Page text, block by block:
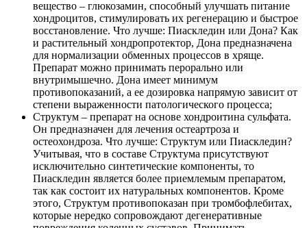
вещество – глюкозамин, способный улучшать питание
хондроцитов, стимулировать их регенерацию и быстрое
восстановление. Что лучше: Пиаскледин или Дона? Как
и растительный хондропротектор, Дона предназначена
для нормализации обменных процессов в хряще.
Препарат можно принимать перорально или
внутримышечно. Дона имеет минимум
противопоказаний, а ее дозировка напрямую зависит от
степени выраженности патологического процесса;
Структум – препарат на основе хондроитина сульфата.
Он предназначен для лечения остеартроза и
остеохондроза. Что лучше: Структум или Пиаскледин?
Учитывая, что в составе Структума присутствуют
исключительно синтетические компоненты, то
Пиаскледин является более приемлемым препаратом,
так как состоит их натуральных компонентов. Кроме
этого, Структум противопоказан при тромбофлебитах,
которые нередко сопровождают дегенеративные